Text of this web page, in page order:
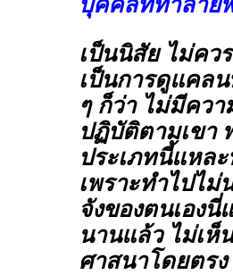
บุคคลที่ทำลาย
เป็นนิสัย ไม่คว
เป็นการดูแคล
ๆ ก็ว่า ไม่มีคว
ปฏิบัติตามเขา
ประเภทนี้แหล
เพราะทำไปไม่
จังของตนเอง
นานแล้ว ไม่เห็
ศาสนาโดยตรง